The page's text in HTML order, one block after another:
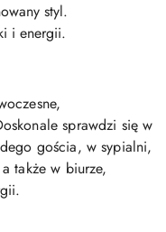
styl.
i energii.
sprawdzi się w
gościa, w sypialni,
także w biurze,